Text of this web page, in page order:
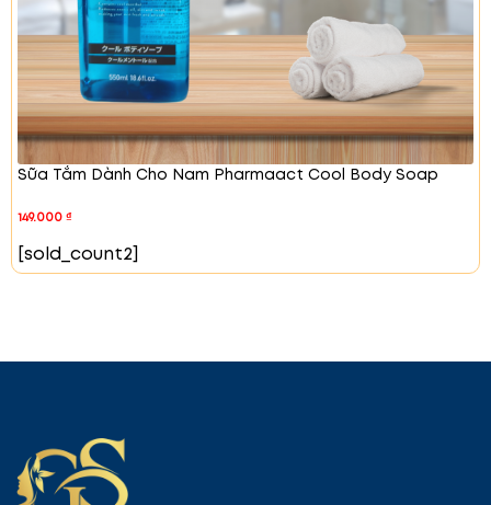
Sữa Tắm Dành Cho Nam Pharmaact Cool Body Soap
149.000₫
[sold_count2]